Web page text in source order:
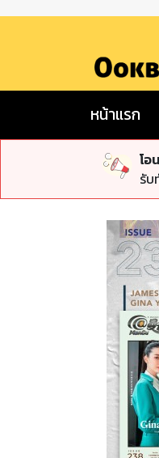
หน้าแรก
โอ
รับ